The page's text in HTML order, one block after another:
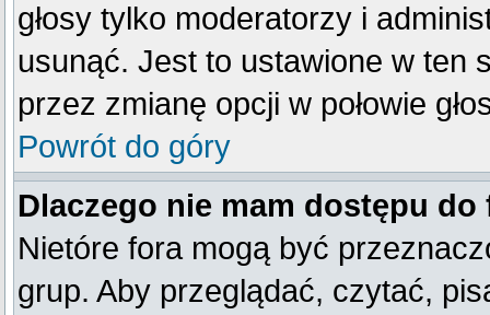
głosy tylko moderatorzy i
usunąć. Jest to ustawione w ten
przez zmianę opcji w połowie
Powrót do góry
Dlaczego nie mam dostępu do
Nietóre fora mogą być
grup. Aby przeglądać, czytać,